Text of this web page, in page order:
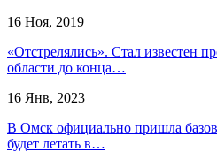
16 Ноя, 2019
«Отстрелялись». Стал известен
области до конца…
16 Янв, 2023
В Омск официально пришла
будет летать в…